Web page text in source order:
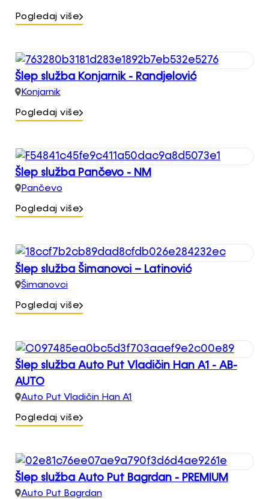
Pogledaj više
Šlep služba Konjarnik - Randjelović
Konjarnik
Pogledaj više
Šlep služba Pančevo - NM
Pančevo
Pogledaj više
Šlep služba Šimanovci – Latinović
Šimanovci
Pogledaj više
Šlep služba Auto Put Vladičin Han A1 - AB-
AUTO
Auto Put Vladičin Han A1
Pogledaj više
Šlep služba Auto Put Bagrdan - PREMIUM
Auto Put Bagrdan